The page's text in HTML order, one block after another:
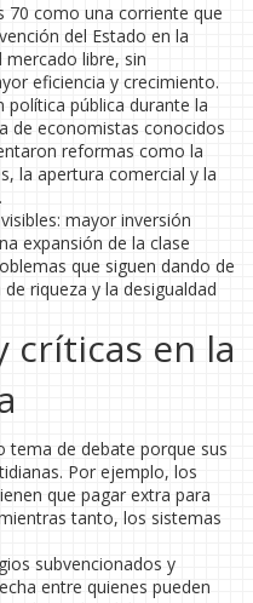
70 como una corriente que
del Estado en la
mercado libre, sin
eficiencia y crecimiento.
política pública durante la
de economistas conocidos
reformas como la
la apertura comercial y la
mayor inversión
expansión de la clase
que siguen dando de
riqueza y la desigualdad
críticas en la
tema de debate porque sus
Por ejemplo, los
que pagar extra para
tanto, los sistemas
subvencionados y
entre quienes pueden